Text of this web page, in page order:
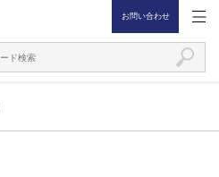
お問い合わせ